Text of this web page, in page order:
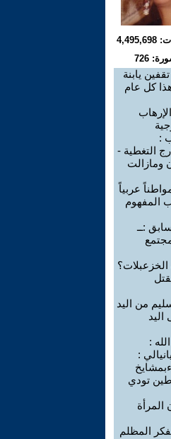
726
يابنة
كل عام
:
التغطية -
ومازالت
عربياً
المفهوم
:ــ
من اليد
اليد
:
:
تودي
المرأة
المظلم